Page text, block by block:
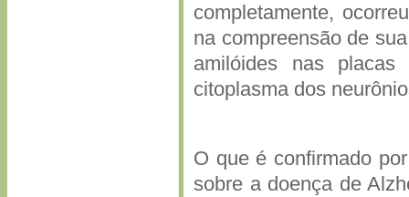
completamente,
na compreensão de
amilóides nas placas
citoplasma dos
O que é confirmado
sobre a doença de